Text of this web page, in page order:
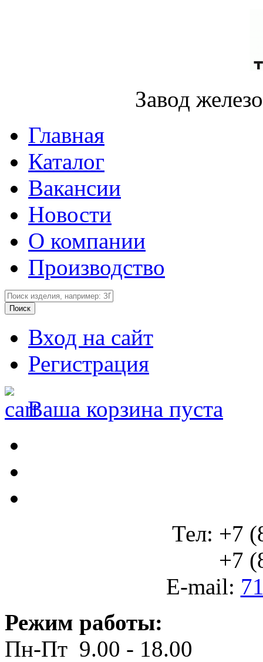
Завод
Главная
Каталог
Вакансии
Новости
О компании
Производство
Вход на сайт
Регистрация
Ваша корзина пуста
Тел: +7
+7
E-mail:
Режим работы:
Пн-Пт 9.00 - 18.00